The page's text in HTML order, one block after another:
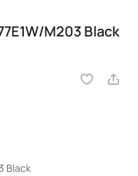
M203 Black
Black